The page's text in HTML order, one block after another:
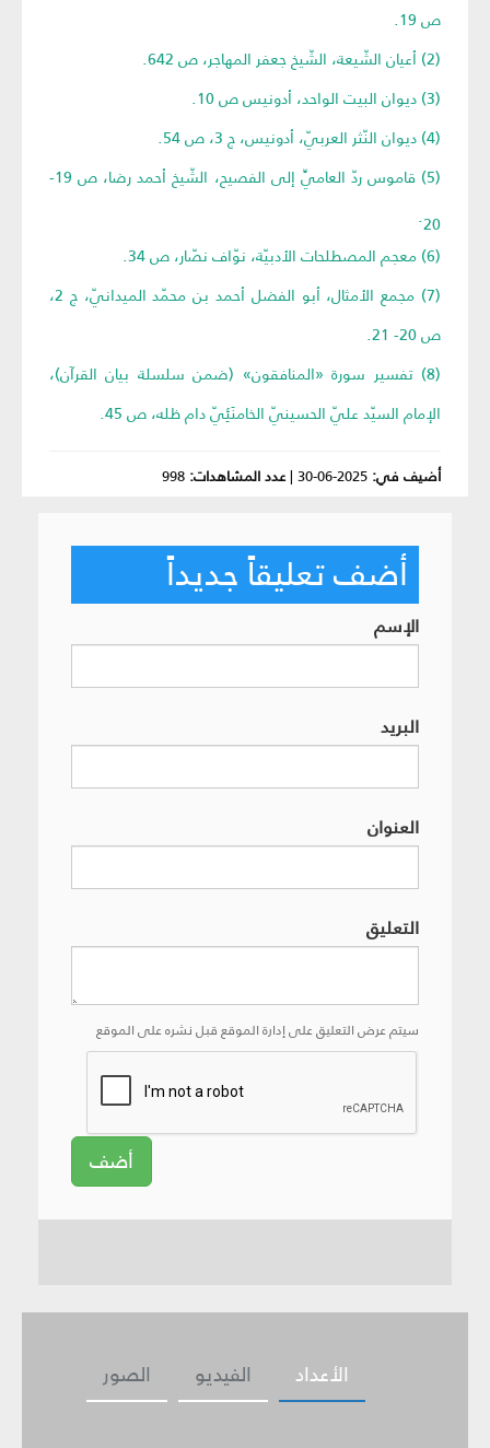
ص 19.
(2) أعيان الشّيعة، الشّيخ جعفر المهاجر، ص 642.
(3) ديوان البيت الواحد، أدونيس ص 10.
(4) ديوان النّثر العربيّ، أدونيس، ج 3، ص 54.
(5) قاموس ردّ العاميِّ إلى الفصيح، الشّيخ أحمد رضا، ص 19-
20.
(6) معجم المصطلحات الأدبيّة، نوّاف نصّار، ص 34.
(7) مجمع الأمثال، أبو الفضل أحمد بن محمّد الميدانيّ، ج 2،
ص 20- 21.
(8) تفسير سورة «المنافقون» (ضمن سلسلة بيان القرآن)،
الإمام السيّد عليّ الحسينيّ الخامنَئِيّ دام ظله، ص 45.
أضيف في: 2025-06-30
|عدد المشاهدات: 998
أضف تعليقاً جديداً
الإسم
البريد
العنوان
التعليق
سيتم عرض التعليق على إدارة الموقع قبل نشره على الموقع
أضف
الصور الفيديو الأعداد